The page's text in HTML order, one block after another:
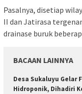
Pasalnya, disetiap
II dan Jatirasa
drainase buruk
BACAAN LAINNYA
Desa Sukaluyu Gelar
Hidroponik, Dihadiri